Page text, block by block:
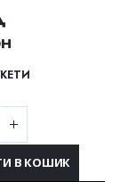
В КОШИК